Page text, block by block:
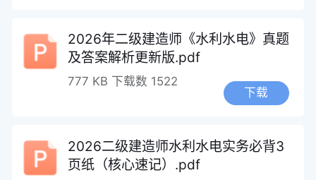
2026年二级建造师《水利水电》真题
及答案解析更新版.pdf
777 KB 下载数 1522
下载
2026二级建造师水利水电实务必背3
页纸（核心速记）.pdf